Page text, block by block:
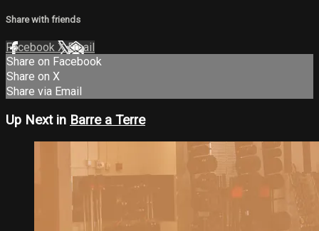
Share with friends
Facebook XEmail
Share on Facebook
Share on X
Share via Email
Up Next in Barre a Terre